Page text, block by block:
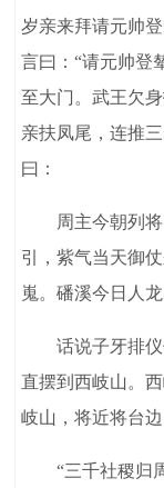
岁亲来拜请元帅
言曰：“请元帅登
至大门。武王欠
亲扶凤尾，连推
曰：
周主今朝列将
引，紫气当天御
嵬。磻溪今日人
话说子牙排仪
直摆到西岐山。
岐山，将近将台
“三千社稷归周